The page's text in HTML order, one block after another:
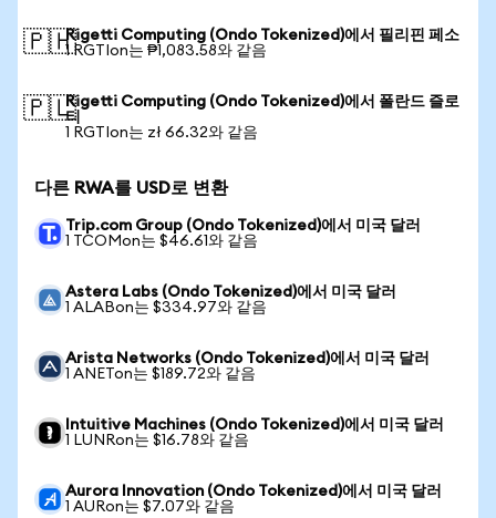
🇵🇭Rigetti Computing (Ondo Tokenized)에서 필리핀 페소
1 RGTIon는 ₱1,083.58와 같음
🇵🇱Rigetti Computing (Ondo Tokenized)에서 폴란드 즐로
티
1 RGTIon는 zł 66.32와 같음
다른 RWA를 USD로 변환
Trip.com Group (Ondo Tokenized)에서 미국 달러
1 TCOMon는 $46.61와 같음
Astera Labs (Ondo Tokenized)에서 미국 달러
1 ALABon는 $334.97와 같음
Arista Networks (Ondo Tokenized)에서 미국 달러
1 ANETon는 $189.72와 같음
Intuitive Machines (Ondo Tokenized)에서 미국 달러
1 LUNRon는 $16.78와 같음
Aurora Innovation (Ondo Tokenized)에서 미국 달러
1 AURon는 $7.07와 같음